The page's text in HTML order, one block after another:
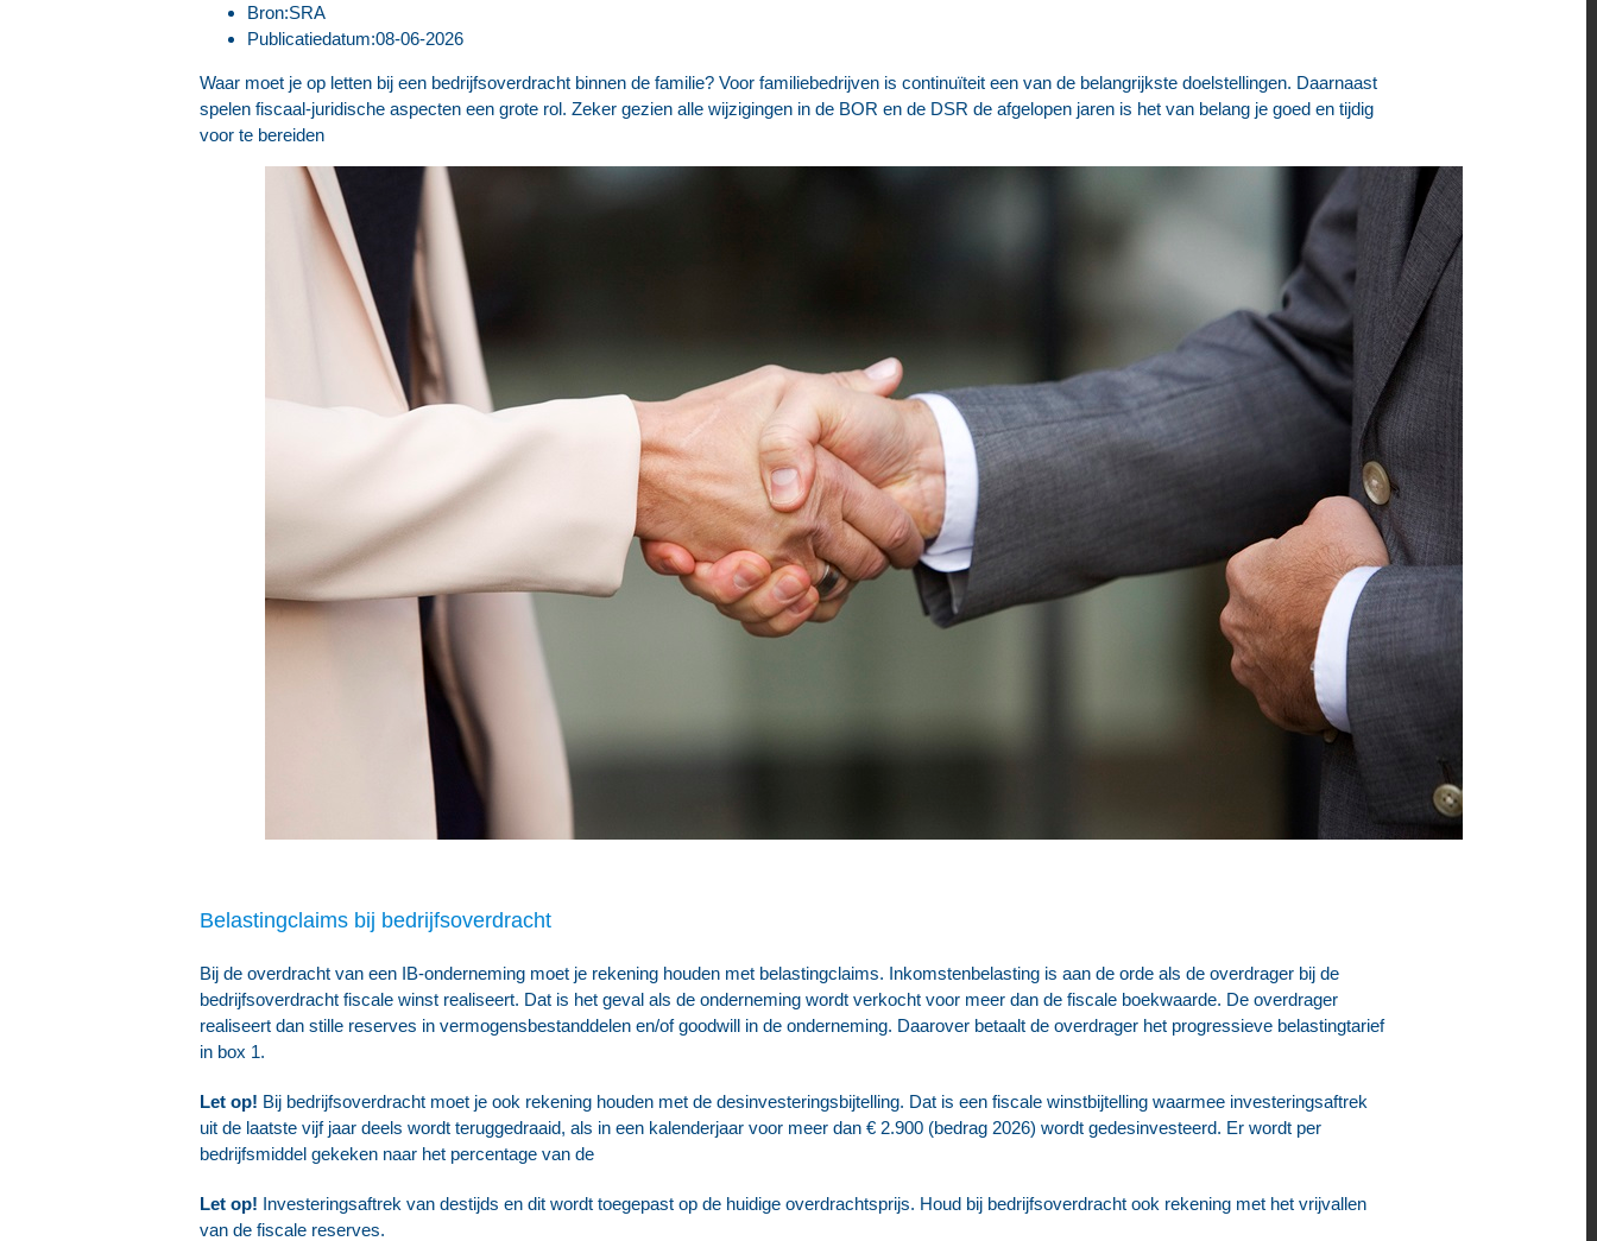
Bron:SRA
Publicatiedatum:08-06-2026
Waar moet je op letten bij een bedrijfsoverdracht binnen de familie? Voor familiebedrijven is continuïteit een van de belangrijkste doelstellingen. Daarnaast
spelen fiscaal-juridische aspecten een grote rol. Zeker gezien alle wijzigingen in de BOR en de DSR de afgelopen jaren is het van belang je goed en tijdig
voor te bereiden
Belastingclaims bij bedrijfsoverdracht
Bij de overdracht van een IB-onderneming moet je rekening houden met belastingclaims. Inkomstenbelasting is aan de orde als de overdrager bij de
bedrijfsoverdracht fiscale winst realiseert. Dat is het geval als de onderneming wordt verkocht voor meer dan de fiscale boekwaarde. De overdrager
realiseert dan stille reserves in vermogensbestanddelen en/of goodwill in de onderneming. Daarover betaalt de overdrager het progressieve belastingtarief
in box 1.
Let op! Bij bedrijfsoverdracht moet je ook rekening houden met de desinvesteringsbijtelling. Dat is een fiscale winstbijtelling waarmee investeringsaftrek
uit de laatste vijf jaar deels wordt teruggedraaid, als in een kalenderjaar voor meer dan € 2.900 (bedrag 2026) wordt gedesinvesteerd. Er wordt per
bedrijfsmiddel gekeken naar het percentage van de
Let op! Investeringsaftrek van destijds en dit wordt toegepast op de huidige overdrachtsprijs. Houd bij bedrijfsoverdracht ook rekening met het vrijvallen
van de fiscale reserves.